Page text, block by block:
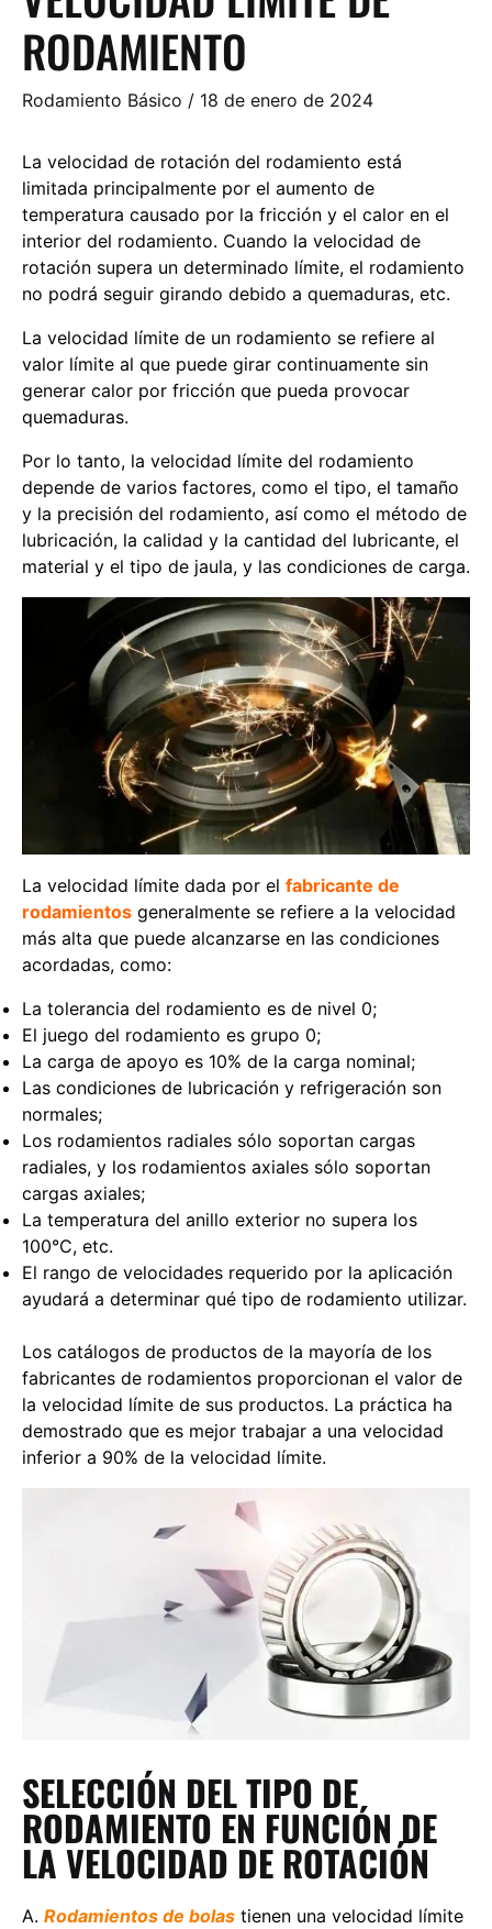
RODAMIENTO
Rodamiento Básico / 18 de enero de 2024
La velocidad de rotación del rodamiento está
limitada principalmente por el aumento de
temperatura causado por la fricción y el calor en el
interior del rodamiento. Cuando la velocidad de
rotación supera un determinado límite, el rodamiento
no podrá seguir girando debido a quemaduras, etc.
La velocidad límite de un rodamiento se refiere al
valor límite al que puede girar continuamente sin
generar calor por fricción que pueda provocar
quemaduras.
Por lo tanto, la velocidad límite del rodamiento
depende de varios factores, como el tipo, el tamaño
y la precisión del rodamiento, así como el método de
lubricación, la calidad y la cantidad del lubricante, el
material y el tipo de jaula, y las condiciones de carga.
La velocidad límite dada por el fabricante de
rodamientos generalmente se refiere a la velocidad
más alta que puede alcanzarse en las condiciones
acordadas, como:
La tolerancia del rodamiento es de nivel 0;
El juego del rodamiento es grupo 0;
La carga de apoyo es 10% de la carga nominal;
Las condiciones de lubricación y refrigeración son
normales;
Los rodamientos radiales sólo soportan cargas
radiales, y los rodamientos axiales sólo soportan
cargas axiales;
La temperatura del anillo exterior no supera los
100°C, etc.
El rango de velocidades requerido por la aplicación
ayudará a determinar qué tipo de rodamiento utilizar.
Los catálogos de productos de la mayoría de los
fabricantes de rodamientos proporcionan el valor de
la velocidad límite de sus productos. La práctica ha
demostrado que es mejor trabajar a una velocidad
inferior a 90% de la velocidad límite.
SELECCIÓN DEL TIPO DE
RODAMIENTO EN FUNCIÓN DE
LA VELOCIDAD DE ROTACIÓN
A. Rodamientos de bolas tienen una velocidad límite